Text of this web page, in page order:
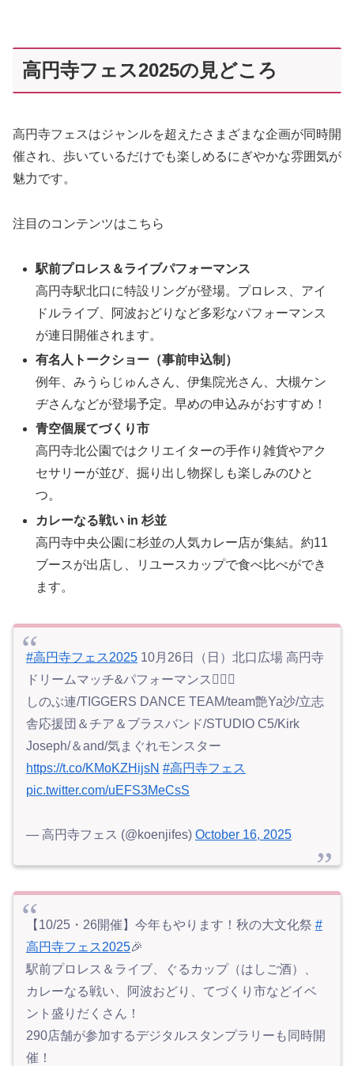
高円寺フェス2025の見どころ
高円寺フェスはジャンルを超えたさまざまな企画が同時開
催され、歩いているだけでも楽しめるにぎやかな雰囲気が
魅力です。
注目のコンテンツはこちら
駅前プロレス＆ライブパフォーマンス
高円寺駅北口に特設リングが登場。プロレス、アイ
ドルライブ、阿波おどりなど多彩なパフォーマンス
が連日開催されます。
有名人トークショー（事前申込制）
例年、みうらじゅんさん、伊集院光さん、大槻ケン
ヂさんなどが登場予定。早めの申込みがおすすめ！
青空個展てづくり市
高円寺北公園ではクリエイターの手作り雑貨やアク
セサリーが並び、掘り出し物探しも楽しみのひと
つ。
カレーなる戦い in 杉並
高円寺中央公園に杉並の人気カレー店が集結。約11
ブースが出店し、リユースカップで食べ比べができ
ます。
#高円寺フェス2025 10月26日（日）北口広場 高円寺
ドリームマッチ&パフォーマンス❤️‍🔥🎤
しのぶ連/TIGGERS DANCE TEAM/team艶Ya沙/立志
舎応援団＆チア＆ブラスバンド/STUDIO C5/Kirk
Joseph/＆and/気まぐれモンスター
https://t.co/KMoKZHijsN #高円寺フェス
pic.twitter.com/uEFS3MeCsS
— 高円寺フェス (@koenjifes) October 16, 2025
【10/25・26開催】今年もやります！秋の大文化祭 #
高円寺フェス2025🎉
駅前プロレス＆ライブ、ぐるカップ（はしご酒）、
カレーなる戦い、阿波おどり、てづくり市などイベ
ント盛りだくさん！
290店舗が参加するデジタルスタンプラリーも同時開
催！